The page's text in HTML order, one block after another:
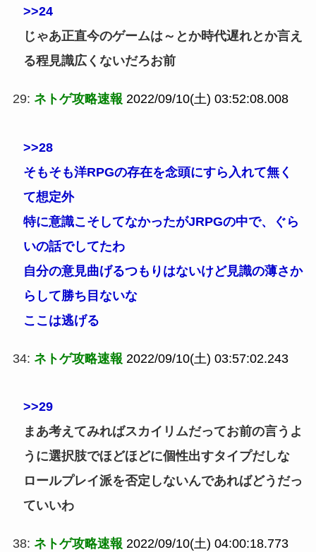
>>24
じゃあ正直今のゲームは～とか時代遅れとか言え
る程見識広くないだろお前
29: ネトゲ攻略速報 2022/09/10(土) 03:52:08.008
>>28
そもそも洋RPGの存在を念頭にすら入れて無く
て想定外
特に意識こそしてなかったがJRPGの中で、ぐら
いの話でしてたわ
自分の意見曲げるつもりはないけど見識の薄さか
らして勝ち目ないな
ここは逃げる
34: ネトゲ攻略速報 2022/09/10(土) 03:57:02.243
>>29
まあ考えてみればスカイリムだってお前の言うよ
うに選択肢でほどほどに個性出すタイプだしな
ロールプレイ派を否定しないんであればどうだっ
ていいわ
38: ネトゲ攻略速報 2022/09/10(土) 04:00:18.773